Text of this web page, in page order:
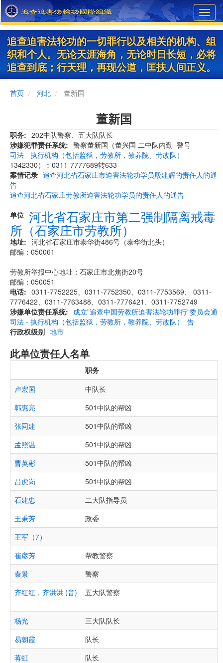
Skip
to
main
content
追查迫害法轮功的一切罪行以及相关的机构、组
织和个人。无论天涯海角，无论时日长短，必将
追查到底；行天理，再现公道，匡扶人间正义。
首页 河北 董新国
董新国
职务
202中队警察、五大队队长
涉嫌犯罪责任系统
司法 - 执行机构（包括监狱，劳教所，教养院、劳改队）
警察董新国（董兴国 二中队内勤 警号
1342330）︰0311-7777689转633
案情记录 追查河北省石家庄市迫害法轮功学员殷建辉的责任人的通
告
追查河北省石家庄劳教所迫害法轮功学员的责任人的通告
单位 河北省石家庄市第二强制隔离戒毒
所（石家庄市劳教所）
地址
河北省石家庄市泰华街486号（泰华街北头）
邮编：050061
劳教所举报中心地址：石家庄市北焦街20号
邮编：050051
电话
0311-7752225、0311-7752350、0311-7753569、 0311-
7776422、0311-7763488、0311-7776421、0311-7752749
涉嫌单位责任系统
司法 - 执行机构（包括监狱，劳教所，教养院、劳改队）
成立"追查中国劳教所迫害法轮功罪行"委员会通
告
行政权级别 地市
此单位责任人名单
职务
卢宏国
中队长
韩惠亮
501中队的帮凶
张同建
501中队的帮凶
孟照温
501中队的帮凶
曹英彬
501中队的帮凶
吕虎岗
501中队的帮凶
石建忠
二大队指导员
王秉芳
政委
王军（7）
崔彦芳
帮教警察
秦景
警察
齐红红，齐洪洪 (音)
五大队警察
杨光
三大队队长
易朝霞
队长
蒋虹
队长